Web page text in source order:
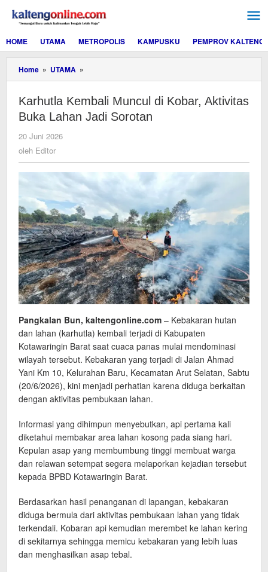
konten
HOME
UTAMA METROPOLIS KAMPUSKU PEMPROV KALTENG
Home » UTAMA »
Kembali
di
Kobar,
Aktivitas
Sorotan
Karhutla Kembali Muncul di Kobar, Aktivitas
Buka Lahan Jadi Sorotan
20 Juni 2026
oleh Editor
Pangkalan Bun, kaltengonline.com – Kebakaran hutan
dan lahan (karhutla) kembali terjadi di Kabupaten
Kotawaringin Barat saat cuaca panas mulai mendominasi
wilayah tersebut. Kebakaran yang terjadi di Jalan Ahmad
Yani Km 10, Kelurahan Baru, Kecamatan Arut Selatan, Sabtu
(20/6/2026), kini menjadi perhatian karena diduga berkaitan
dengan aktivitas pembukaan lahan.
Informasi yang dihimpun menyebutkan, api pertama kali
diketahui membakar area lahan kosong pada siang hari.
Kepulan asap yang membumbung tinggi membuat warga
dan relawan setempat segera melaporkan kejadian tersebut
kepada BPBD Kotawaringin Barat.
Berdasarkan hasil penanganan di lapangan, kebakaran
diduga bermula dari aktivitas pembukaan lahan yang tidak
terkendali. Kobaran api kemudian merembet ke lahan kering
di sekitarnya sehingga memicu kebakaran yang lebih luas
dan menghasilkan asap tebal.